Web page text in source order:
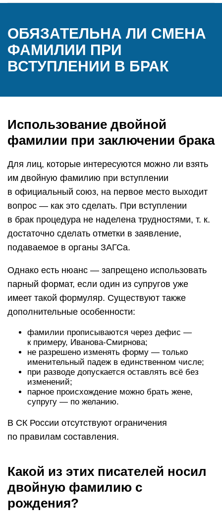
ОБЯЗАТЕЛЬНА ЛИ СМЕНА
ФАМИЛИИ ПРИ
ВСТУПЛЕНИИ В БРАК
Использование двойной
фамилии при заключении брака
Для лиц, которые интересуются можно ли взять
им двойную фамилию при вступлении
в официальный союз, на первое место выходит
вопрос — как это сделать. При вступлении
в брак процедура не наделена трудностями, т. к.
достаточно сделать отметки в заявление,
подаваемое в органы ЗАГСа.
Однако есть нюанс — запрещено использовать
парный формат, если один из супругов уже
имеет такой формуляр. Существуют также
дополнительные особенности:
фамилии прописываются через дефис —
к примеру, Иванова-Смирнова;
не разрешено изменять форму — только
именительный падеж в единственном числе;
при разводе допускается оставлять всё без
изменений;
парное происхождение можно брать жене,
супругу — по желанию.
В СК России отсутствуют ограничения
по правилам составления.
Какой из этих писателей носил
двойную фамилию с
рождения?